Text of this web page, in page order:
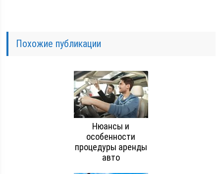
Похожие публикации
Нюансы и
особенности
процедуры аренды
авто